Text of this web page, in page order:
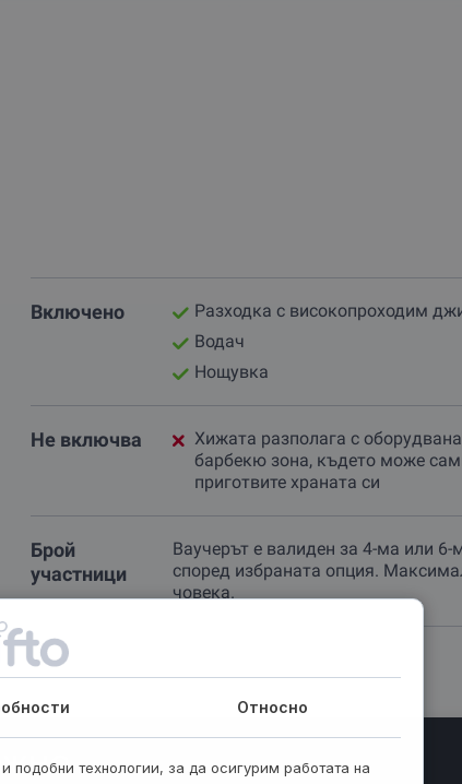
в уютната хижа Мургана, разположена на
за
Включено
Разходка с високопроходим
Водач
Нощувка
Не включва
Хижата разполага с
барбекю зона, където може
приготвите храната си
Брой
участници
Ваучерът е валиден за 4-ма или 6-
според избраната опция.
човека.
Относно
технологии, за да осигурим работата на